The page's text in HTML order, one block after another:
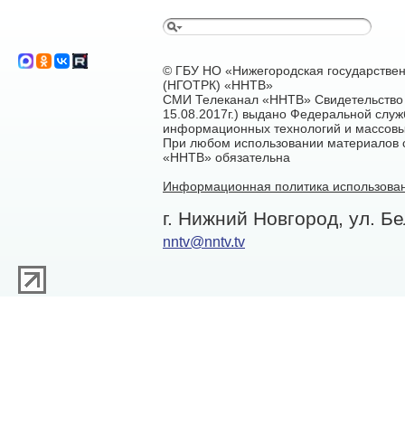
© ГБУ НО «Нижегородская
(НГОТРК) «ННТВ»
СМИ Телеканал «ННТВ»
15.08.2017г.) выдано Федеральной
информационных технологий и
При любом использовании материалов
«ННТВ» обязательна
Информационная политика
г. Нижний Новгород, ул.
nntv@nntv.tv